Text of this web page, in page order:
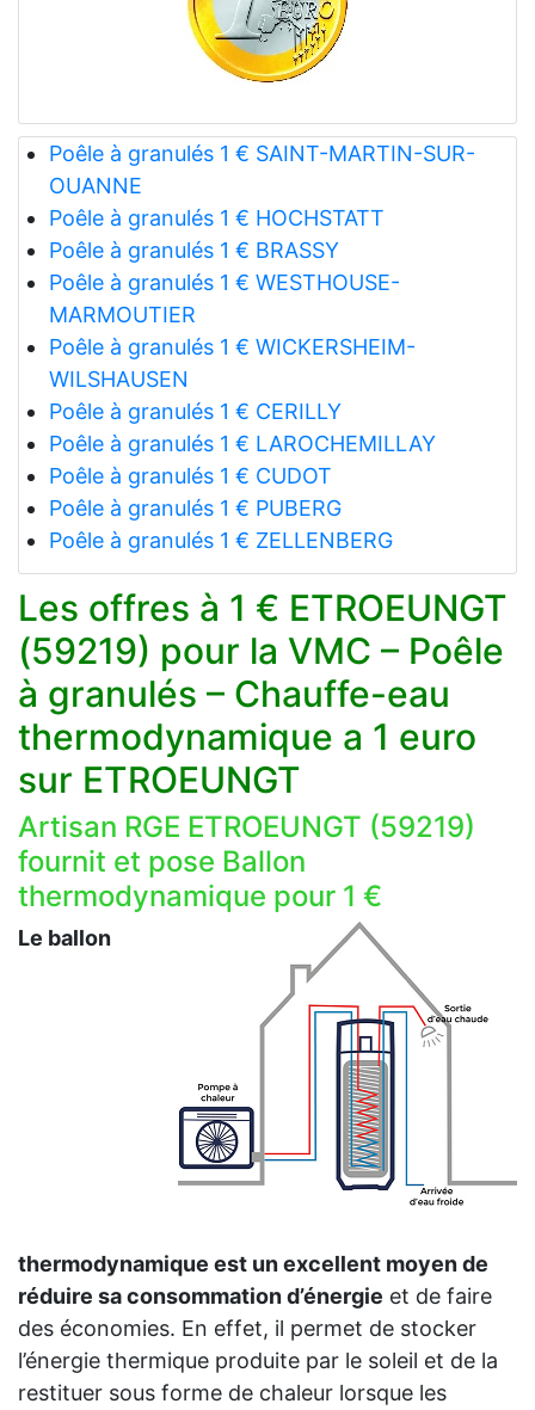
Poêle à granulés 1 € SAINT-MARTIN-SUR-
OUANNE
Poêle à granulés 1 € HOCHSTATT
Poêle à granulés 1 € BRASSY
Poêle à granulés 1 € WESTHOUSE-
MARMOUTIER
Poêle à granulés 1 € WICKERSHEIM-
WILSHAUSEN
Poêle à granulés 1 € CERILLY
Poêle à granulés 1 € LAROCHEMILLAY
Poêle à granulés 1 € CUDOT
Poêle à granulés 1 € PUBERG
Poêle à granulés 1 € ZELLENBERG
Les offres à 1 € ETROEUNGT
(59219) pour la VMC – Poêle
à granulés – Chauffe-eau
thermodynamique a 1 euro
sur ETROEUNGT
Artisan RGE ETROEUNGT (59219)
fournit et pose Ballon
thermodynamique pour 1 €
Le ballon
thermodynamique est un excellent moyen de
réduire sa consommation d’énergie et de faire
des économies. En effet, il permet de stocker
l’énergie thermique produite par le soleil et de la
restituer sous forme de chaleur lorsque les